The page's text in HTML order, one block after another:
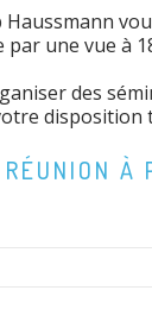
Haussmann
une vue à
des
À